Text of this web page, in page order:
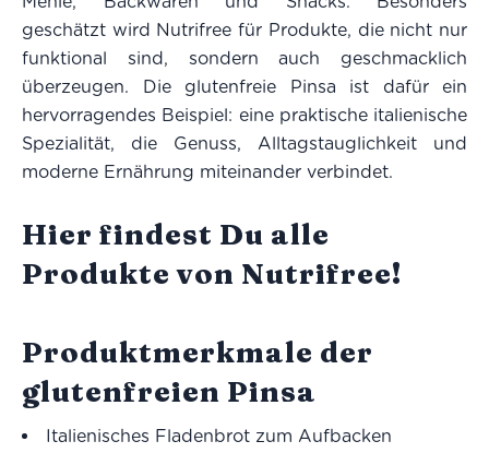
geschätzt wird Nutrifree für Produkte, die nicht nur
funktional sind, sondern auch geschmacklich
überzeugen. Die glutenfreie Pinsa ist dafür ein
hervorragendes Beispiel: eine praktische italienische
Spezialität, die Genuss, Alltagstauglichkeit und
moderne Ernährung miteinander verbindet.
Hier findest Du alle
Produkte von Nutrifree!
Produktmerkmale der
glutenfreien Pinsa
Italienisches Fladenbrot zum Aufbacken